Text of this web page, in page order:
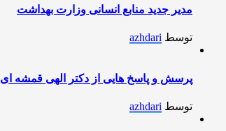
مدیر جدید منابع انسانی وزارت بهداشت
توسط azhdari
پرسش و پاسخ هایی از دکتر الهی قمشه ای
توسط azhdari